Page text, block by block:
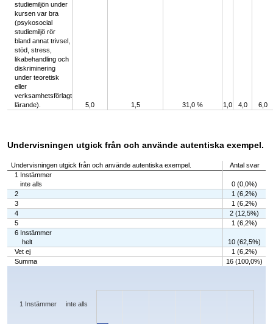
studiemiljön under
kursen var bra
(psykosocial
studiemiljö rör
bland annat trivsel,
stöd, stress,
likabehandling och
diskriminering
under teoretisk
eller
verksamhetsförlagt
lärande).
5,0 1,5 31,0 % 1,0 4,0 6,0
Undervisningen utgick från och använde autentiska exempel.
Undervisningen utgick från och använde autentiska exempel.
Antal svar
1 Instämmer
inte alls
0 (0,0%)
2
1 (6,2%)
3
1 (6,2%)
4
2 (12,5%)
5
1 (6,2%)
6 Instämmer
helt
10 (62,5%)
Vet ej
1 (6,2%)
Summa
16 (100,0%)
Chart
The chart has 1 X axis displaying categories.
1 Instämmer inte alls